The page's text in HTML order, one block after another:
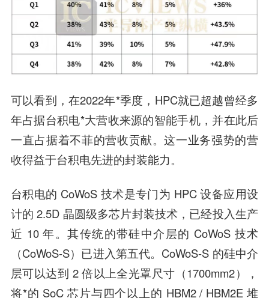
可以看到，在2022年*季度，HPC就已超越曾经多
年占据台积电*大营收来源的智能手机，并在此后
一直占据着不菲的营收贡献。这一业务强势的营
收得益于台积电先进的封装能力。
台积电的 CoWoS 技术是专门为 HPC 设备应用设
计的 2.5D 晶圆级多芯片封装技术，已经投入生产
近 10 年。其传统的带硅中介层的 CoWoS 技术
（CoWoS-S）已进入第五代。CoWoS-S 的硅中介
层可以达到 2 倍以上全光罩尺寸（1700mm2），
将*的 SoC 芯片与四个以上的 HBM2 / HBM2E 堆